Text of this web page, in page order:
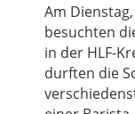
Am
besuchten
in der HLF-
durften die